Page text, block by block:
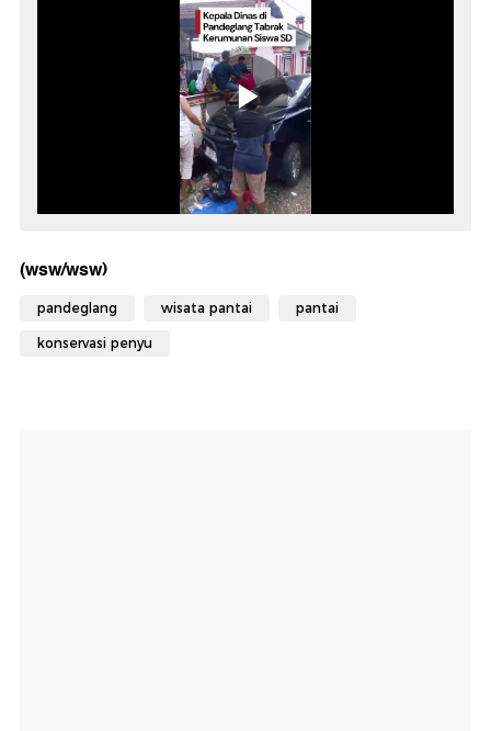
(wsw/wsw)
pandeglang wisata pantai pantai
konservasi penyu